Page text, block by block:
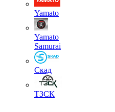
Yamato
Yamato
Samurai
Скад
ТЗСК